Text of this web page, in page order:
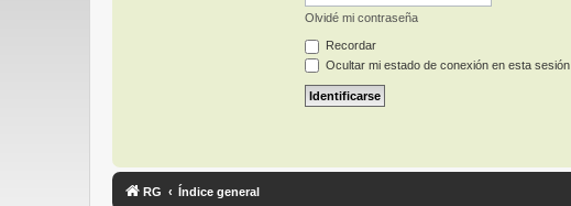
Olvidé mi contraseña
Recordar
Ocultar mi estado de conexión en esta sesión
RG Índice general